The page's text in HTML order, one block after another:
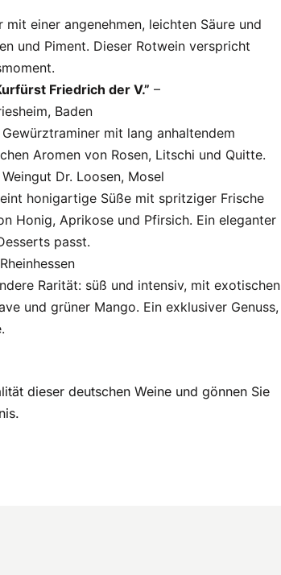
einer angenehmen, leichten Säure und
und Piment. Dieser Rotwein verspricht
Friedrich der V.” –
Baden
mit lang anhaltendem
Aromen von Rosen, Litschi und Quitte.
Weingut Dr. Loosen, Mosel
honigartige Süße mit spritziger Frische
Honig, Aprikose und Pfirsich. Ein eleganter
passt.
Rarität: süß und intensiv, mit exotischen
und grüner Mango. Ein exklusiver Genuss,
dieser deutschen Weine und gönnen Sie